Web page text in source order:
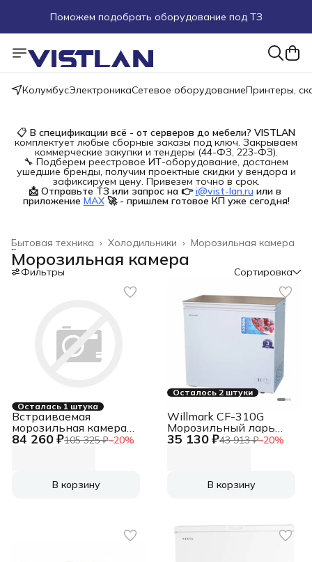
Поможем подобрать оборудование под ТЗ
Пуско-наладочные работы
Пришлите запрос на e-mail или в чат
КолумбусЭлектроникаСетевое оборудованиеПринтеры,
📋 В спецификации всё - от серверов до мебели? VISTLAN
комплектует любые сборные заказы под ключ. Закрываем
коммерческие закупки и тендеры (44-ФЗ, 223-ФЗ).
🔧 Подберем реестровое ИТ-оборудование, достанем
ушедшие бренды, получим проектные скидки у вендора и
зафиксируем цену. Привезем точно в срок.
📩 Отправьте ТЗ или запрос на 👉 i@vist-lan.ru или в
приложение MAX 🚀 - пришлем готовое КП уже сегодня!
Морозильная камера
Холодильники ›
Бытовая техника ›
Главная
Морозильная камера
Фильтры Сортировка
Осталась 1 штука
84 260 ₽105 325 ₽−20%
Встраиваемая
морозильная камера
DeLonghi DFI 17NFE
В корзину
Осталось 2 штуки
35 130 ₽43 913 ₽−20%
Willmark CF-310G
Морозильный ларь
белый стеклянная
В корзину